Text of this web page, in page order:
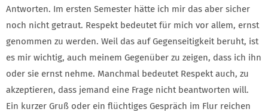
Antworten. Im ersten Semester hätte ich mir das aber sicher
noch nicht getraut. Respekt bedeutet für mich vor allem, ernst
genommen zu werden. Weil das auf Gegenseitigkeit beruht, ist
es mir wichtig, auch meinem Gegenüber zu zeigen, dass ich ihn
oder sie ernst nehme. Manchmal bedeutet Respekt auch, zu
akzeptieren, dass jemand eine Frage nicht beantworten will.
Ein kurzer Gruß oder ein flüchtiges Gespräch im Flur reichen